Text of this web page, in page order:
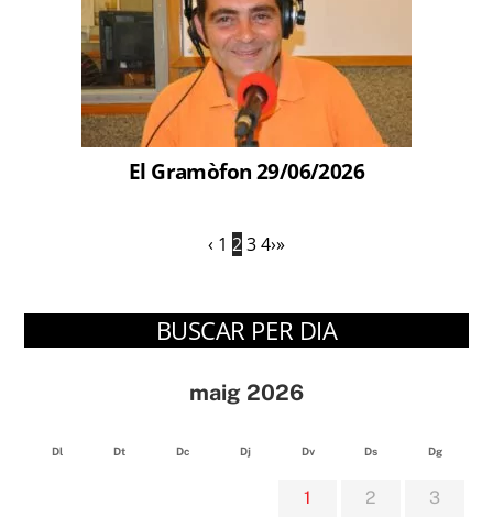
El Gramòfon 29/06/2026
‹ 1 234›»
BUSCAR PER DIA
maig 2026
Dl Dt Dc Dj Dv Ds Dg
1 2 3